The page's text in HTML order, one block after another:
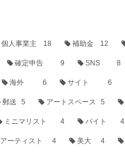
個人事業主 18 補助金 12
確定申告 9 SNS 8
海外 6 サイト 6
郵送 5 アートスペース 5
ミニマリスト 4 バイト 4
アーティスト 4 美大 4